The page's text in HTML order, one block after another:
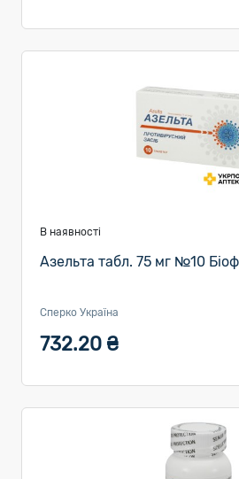
В наявності
Азельта табл. 75 мг №10
Сперко Україна
732.20 ₴